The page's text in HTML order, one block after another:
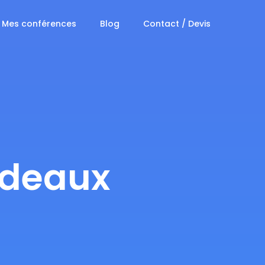
Mes conférences Blog Contact / Devis